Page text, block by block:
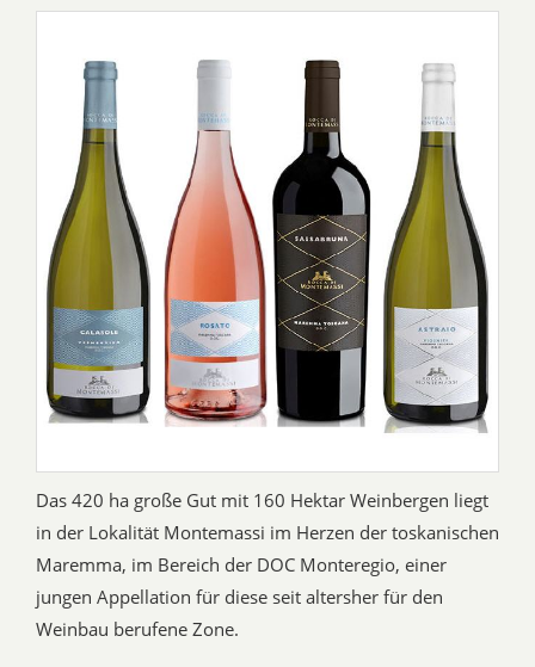
Das 420 ha große Gut mit 160 Hektar Weinbergen liegt
in der Lokalität Montemassi im Herzen der toskanischen
Maremma, im Bereich der DOC Monteregio, einer
jungen Appellation für diese seit altersher für den
Weinbau berufene Zone.